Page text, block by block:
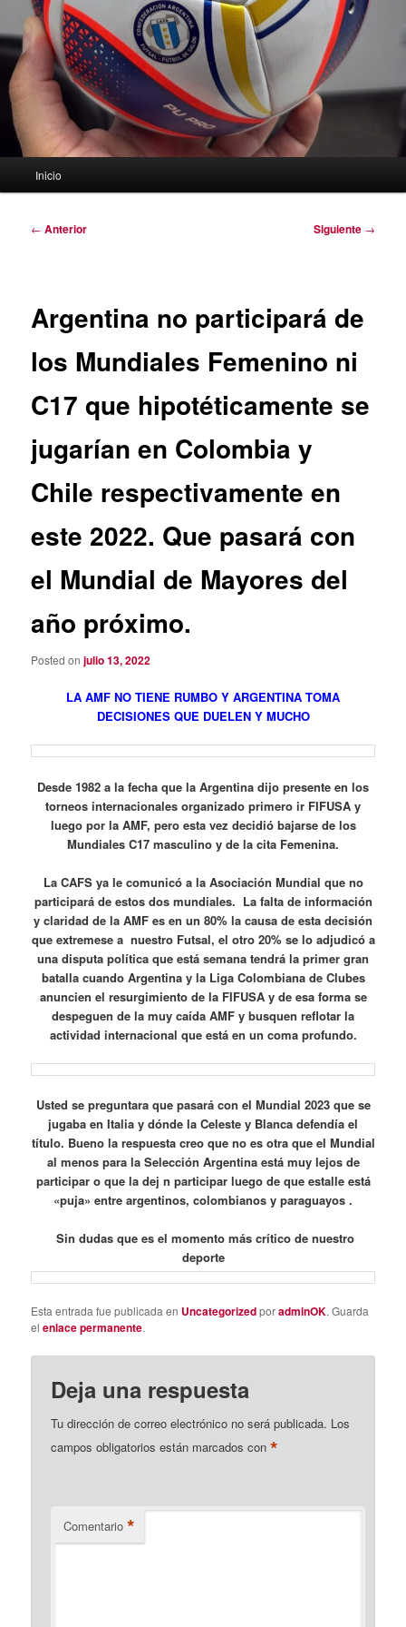
Inicio
Navegación
← Anterior Siguiente →
Argentina no participará de
los Mundiales Femenino ni
C17 que hipotéticamente se
jugarían en Colombia y
Chile respectivamente en
este 2022. Que pasará con
el Mundial de Mayores del
año próximo.
Posted onjulio 13, 2022
LA AMF NO TIENE RUMBO Y ARGENTINA TOMA
DECISIONES QUE DUELEN Y MUCHO
Desde 1982 a la fecha que la Argentina dijo presente en los
torneos internacionales organizado primero ir FIFUSA y
luego por la AMF, pero esta vez decidió bajarse de los
Mundiales C17 masculino y de la cita Femenina.
La CAFS ya le comunicó a la Asociación Mundial que no
participará de estos dos mundiales. La falta de información
y claridad de la AMF es en un 80% la causa de esta decisión
que extremese a nuestro Futsal, el otro 20% se lo adjudicó a
una disputa política que está semana tendrá la primer gran
batalla cuando Argentina y la Liga Colombiana de Clubes
anuncien el resurgimiento de la FIFUSA y de esa forma se
despeguen de la muy caída AMF y busquen reflotar la
actividad internacional que está en un coma profundo.
Usted se preguntara que pasará con el Mundial 2023 que se
jugaba en Italia y dónde la Celeste y Blanca defendía el
título. Bueno la respuesta creo que no es otra que el Mundial
al menos para la Selección Argentina está muy lejos de
participar o que la dej n participar luego de que estalle está
«puja» entre argentinos, colombianos y paraguayos .
Sin dudas que es el momento más crítico de nuestro
deporte
Esta entrada fue publicada en UncategorizedporadminOK. Guarda
elenlace permanente.
Deja una respuesta
Tu dirección de correo electrónico no será publicada. Los
campos obligatorios están marcados con*
Comentario *